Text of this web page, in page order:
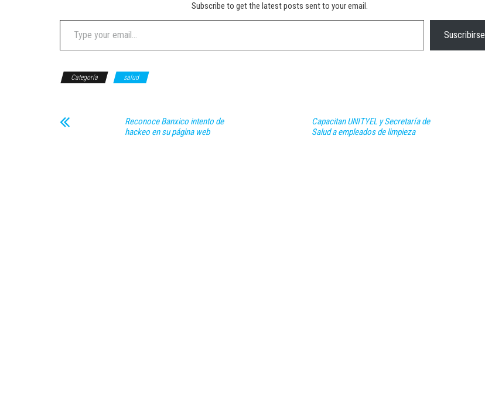
Subscribe to get the latest posts sent to your email.
Type your email…
Suscribirse
Categoría salud
Reconoce Banxico intento de
hackeo en su página web
Capacitan UNITYEL y Secretaría de
Salud a empleados de limpieza